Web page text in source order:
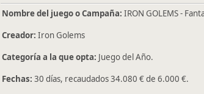
Nombre del juego o Campaña: IRON GOLEMS -
Creador: Iron Golems
Categoría a la que opta: Juego del Año.
Fechas: 30 días, recaudados 34.080 € de 6.000 €.